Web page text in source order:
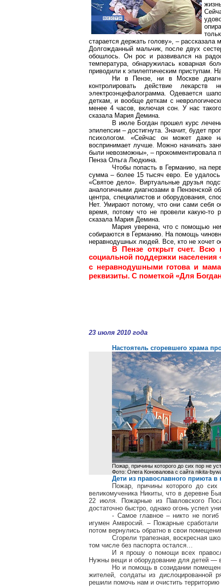
старается держать голову», –
Долгожданный мальчик, после двух
обошлось. Он рос и развивался на
температура, обнаружилась коварная
приводили к эпилептическим
Ни в Пензе, ни в Москве
контролировать действие
электроэнцефалограмма. Одевается
деткам, и вообще деткам с
менее 4 часов, включая сон. У нас
сказала Мария Демина.
В июле Богдан прошел курс
эпилепсии – достигнута. Значит, будет
психологом. «Сейчас он может даже
воспринимает лучше. Можно начинать
были невозможны», – прокомментировала
Пенза Ольга Людкина.
Чтобы попасть в Германию, на
сумма – более 15 тысяч евро. Ее
«Святое дело». Виртуальные друзья
аналогичными диагнозами в Пензенской
центра, специалистов и оборудования,
Нет. Умирают потому, что они сами себя
время, потому что не провели какую-то
сказала Мария Демина.
Мария уверена, что с помощью
собираются в Германию. На помощь
неравнодушных людей. Все, кто не хочет
В Пензе открыт счет. Всю
социальной поддержки населения
с неравнодушными готова и
реквизиты. С пометкой «Для
23 июля 2010 года
Настоятель сгоревшего храма
Пожар, причины которого до сих пор не
Фото: Олега Коновалова с сайта nikita-
Дети из православного приюта в
Пожар, причины которого до
великомученика Никиты, что в деревне
22 июля. Пожарные из Павловского
достаточно быстро, однако огонь успел
- Самое главное – никто не
игумен Амвросий. – Пожарные сработали
потом вернулись обратно в свои
Сгорели трапезная, воскресная
том числе без паспорта остался…
И я прошу о помощи всех
Нужны вещи и оборудование для детей —
Но и помощь в созидании
жителей, солдаты из дислоцированной
решили помочь нам и очистить территорию